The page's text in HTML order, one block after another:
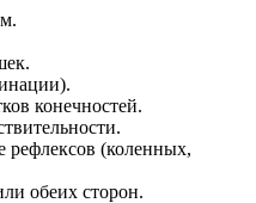
конечностей.
рефлексов (коленных,
обеих сторон.